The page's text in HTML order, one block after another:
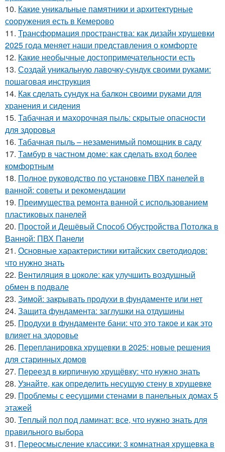
10. Какие уникальные памятники и архитектурные
сооружения есть в Кемерово
11. Трансформация пространства: как дизайн хрущевки
2025 года меняет наши представления о комфорте
12. Какие необычные достопримечательности есть
13. Создай уникальную лавочку-сундук своими руками:
пошаговая инструкция
14. Как сделать сундук на балкон своими руками для
хранения и сидения
15. Табачная и махорочная пыль: скрытые опасности
для здоровья
16. Табачная пыль – незаменимый помощник в саду
17. Тамбур в частном доме: как сделать вход более
комфортным
18. Полное руководство по установке ПВХ панелей в
ванной: советы и рекомендации
19. Преимущества ремонта ванной с использованием
пластиковых панелей
20. Простой и Дешёвый Способ Обустройства Потолка в
Ванной: ПВХ Панели
21. Основные характеристики китайских светодиодов:
что нужно знать
22. Вентиляция в цоколе: как улучшить воздушный
обмен в подвале
23. Зимой: закрывать продухи в фундаменте или нет
24. Защита фундамента: заглушки на отдушины
25. Продухи в фундаменте бани: что это такое и как это
влияет на здоровье
26. Перепланировка хрущевки в 2025: новые решения
для старинных домов
27. Переезд в кирпичную хрущёвку: что нужно знать
28. Узнайте, как определить несущую стену в хрущевке
29. Проблемы с еесущими стенами в панельных домах 5
этажей
30. Теплый пол под ламинат: все, что нужно знать для
правильного выбора
31. Переосмысление классики: 3 комнатная хрущевка в